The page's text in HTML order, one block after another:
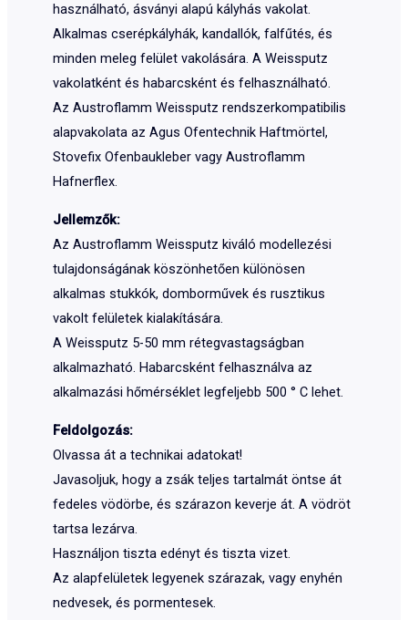
használható, ásványi alapú kályhás vakolat.
Alkalmas cserépkályhák, kandallók, falfűtés, és
minden meleg felület vakolására. A Weissputz
vakolatként és habarcsként és felhasználható.
Az Austroflamm Weissputz rendszerkompatibilis
alapvakolata az Agus Ofentechnik Haftmörtel,
Stovefix Ofenbaukleber vagy Austroflamm
Hafnerflex.
Jellemzők:
Az Austroflamm Weissputz kiváló modellezési
tulajdonságának köszönhetően különösen
alkalmas stukkók, domborművek és rusztikus
vakolt felületek kialakítására.
A Weissputz 5-50 mm rétegvastagságban
alkalmazható. Habarcsként felhasználva az
alkalmazási hőmérséklet legfeljebb 500 ° C lehet.
Feldolgozás:
Olvassa át a technikai adatokat!
Javasoljuk, hogy a zsák teljes tartalmát öntse át
fedeles vödörbe, és szárazon keverje át. A vödröt
tartsa lezárva.
Használjon tiszta edényt és tiszta vizet.
Az alapfelületek legyenek szárazak, vagy enyhén
nedvesek, és pormentesek.